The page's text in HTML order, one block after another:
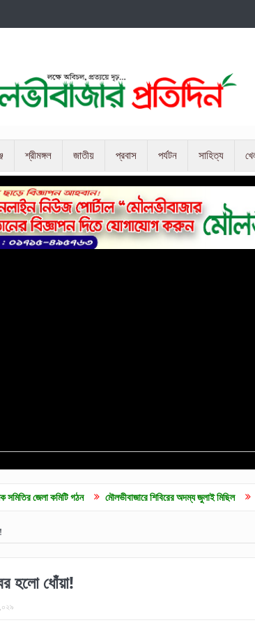
শ্রীমঙ্গল জাতীয় প্রবাস পর্যটন সাহিত্য
কমিটি গঠন মৌলভীবাজারে শিবিরের অদম্য জুলাই মিছিল গণভোটের রায়
হলো ধোঁয়া!